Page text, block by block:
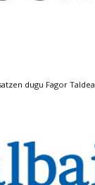
dugu Fagor Taldea